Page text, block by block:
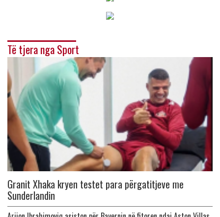
Të tjera nga Sport
Granit Xhaka kryen testet para përgatitjeve me
Sunderlandin